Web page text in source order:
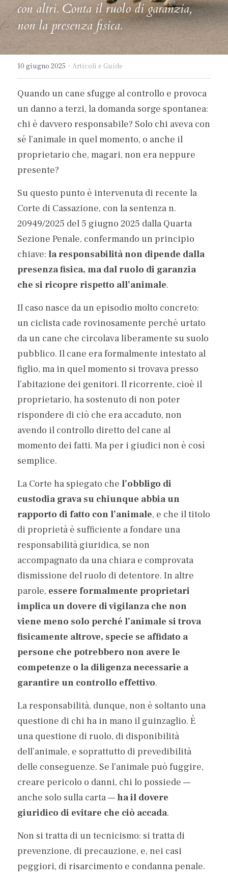
con altri. Conta il ruolo di garanzia,
non la presenza fisica.
10 giugno 2025 · Articoli e Guide
Quando un cane sfugge al controllo e provoca
un danno a terzi, la domanda sorge spontanea:
chi è davvero responsabile? Solo chi aveva con
sé l’animale in quel momento, o anche il
proprietario che, magari, non era neppure
presente?
Su questo punto è intervenuta di recente la
Corte di Cassazione, con la sentenza n.
20949/2025 del 5 giugno 2025 dalla Quarta
Sezione Penale, confermando un principio
chiave: la responsabilità non dipende dalla
presenza fisica, ma dal ruolo di garanzia
che si ricopre rispetto all’animale.
Il caso nasce da un episodio molto concreto:
un ciclista cade rovinosamente perché urtato
da un cane che circolava liberamente su suolo
pubblico. Il cane era formalmente intestato al
figlio, ma in quel momento si trovava presso
l’abitazione dei genitori. Il ricorrente, cioè il
proprietario, ha sostenuto di non poter
rispondere di ciò che era accaduto, non
avendo il controllo diretto del cane al
momento dei fatti. Ma per i giudici non è così
semplice.
La Corte ha spiegato che l’obbligo di
custodia grava su chiunque abbia un
rapporto di fatto con l’animale, e che il titolo
di proprietà è sufficiente a fondare una
responsabilità giuridica, se non
accompagnato da una chiara e comprovata
dismissione del ruolo di detentore. In altre
parole, essere formalmente proprietari
implica un dovere di vigilanza che non
viene meno solo perché l’animale si trova
fisicamente altrove, specie se affidato a
persone che potrebbero non avere le
competenze o la diligenza necessarie a
garantire un controllo effettivo.
La responsabilità, dunque, non è soltanto una
questione di chi ha in mano il guinzaglio. È
una questione di ruolo, di disponibilità
dell’animale, e soprattutto di prevedibilità
delle conseguenze. Se l’animale può fuggire,
creare pericolo o danni, chi lo possiede —
anche solo sulla carta — ha il dovere
giuridico di evitare che ciò accada.
Non si tratta di un tecnicismo: si tratta di
prevenzione, di precauzione, e, nei casi
peggiori, di risarcimento e condanna penale.